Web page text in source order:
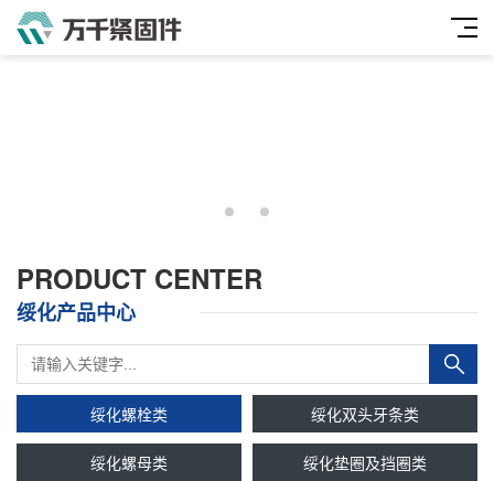
PRODUCT CENTER
绥化产品中心
绥化螺栓类 绥化双头牙条类
绥化螺母类 绥化垫圈及挡圈类